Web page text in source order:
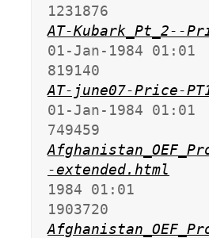
AT-Kubark_Pt_2--
01-Jan-1984 01:01
AT-june07-Price-
01-Jan-1984 01:01
-extended.html
1984 01:01